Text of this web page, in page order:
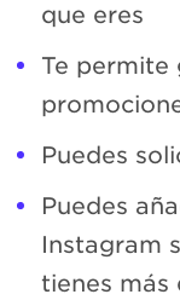
que eres
Te permite
Puedes
Puedes
Instagram
tienes más